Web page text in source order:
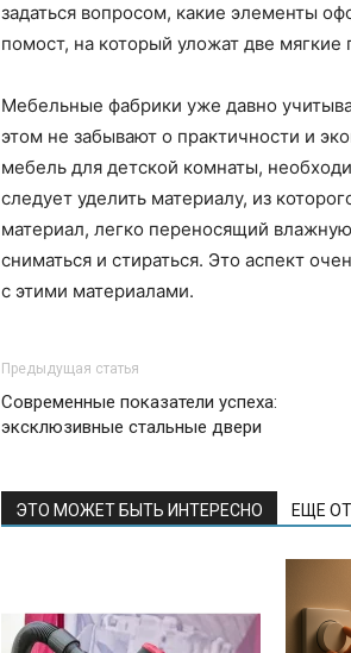
задаться вопросом, какие элементы
помост, на который уложат две
Мебельные фабрики уже давно
этом не забывают о практичности и
мебель для детской комнаты,
следует уделить материалу, из
материал, легко переносящий
сниматься и стираться. Это аспект
с этими материалами.
Предыдущая статья
Современные показатели успеха:
эксклюзивные стальные двери
ЭТО МОЖЕТ БЫТЬ ИНТЕРЕСНО ЕЩЕ